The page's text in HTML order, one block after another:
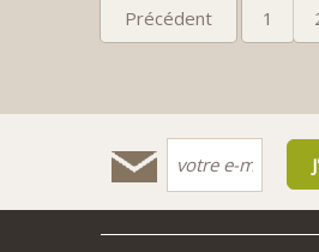
50
Acheter
Précédent 1